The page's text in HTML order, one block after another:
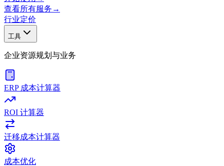
查看所有服务 →
行业定价
工具
企业资源规划与业务
ERP 成本计算器
ROI 计算器
迁移成本计算器
成本优化